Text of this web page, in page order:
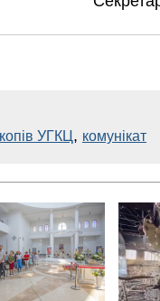
УГКЦ , комунікат